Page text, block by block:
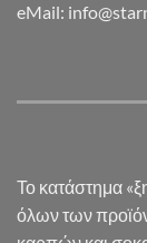
eMail:
Το κατάστημα
όλων των